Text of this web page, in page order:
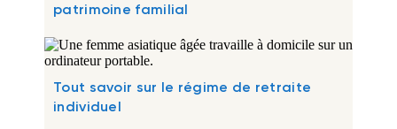
patrimoine familial
Tout savoir sur le régime de retraite
individuel